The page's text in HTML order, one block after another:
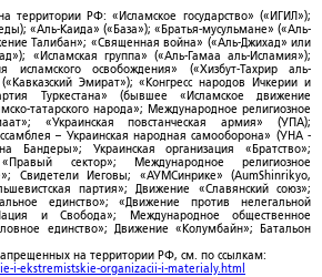
территории РФ: «Исламское государство» («ИГИЛ»);
«Аль-Каида» («База»); «Братья-мусульмане» («Аль-
Талибан»; «Священная война» («Аль-Джихад» или
«Исламская группа» («Аль-Гамаа аль-Исламия»);
исламского освобождения» («Хизбут-Тахрир аль-
Эмират»); «Конгресс народов Ичкерии и
Туркестана» (бывшее «Исламское движение
татарского народа»; Международное религиозное
«Украинская повстанческая армия» (УПА);
– Украинская народная самооборона» (УНА -
Бандеры»; Украинская организация «Братство»;
сектор»; Международное религиозное
Свидетели Иеговы; «АУМСинрике» (AumShinrikyo,
партия»; Движение «Славянский союз»;
единство»; «Движение против нелегальной
и Свобода»; Международное общественное
единство»; Движение «Колумбайн»; Батальон
на территории РФ, см. по ссылкам:
i-ekstremistskie-organizacii-i-materialy.html